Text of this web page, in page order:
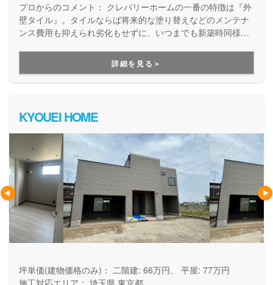
プロからのコメント： クレバリーホームの一番の特徴は『外
壁タイル』。タイルならば将来的な塗り替えなどのメンテナ
ンス費用も抑えられ劣化もせずに、いつまでも新築時同様の
い、ひとクラス上の住まいが実現する住宅ブランドです。
詳細を見る＞
KYOUEI HOME
坪単価(建物価格のみ)： 二階建: 66万円、 平屋: 77万円